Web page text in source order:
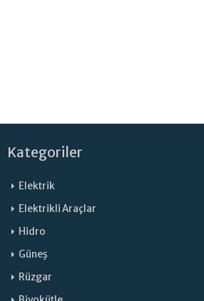
Kategoriler
Elektrik
Elektrikli Araçlar
Hidro
Güneş
Rüzgar